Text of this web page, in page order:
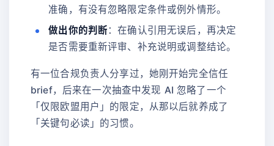
准确，有没有忽略限定条件或例外情形。
做出你的判断：在确认引用无误后，再决定
是否需要重新评审、补充说明或调整结论。
有一位合规负责人分享过，她刚开始完全信任
brief，后来在一次抽查中发现 AI 忽略了一个
「仅限欧盟用户」的限定，从那以后就养成了
「关键句必读」的习惯。